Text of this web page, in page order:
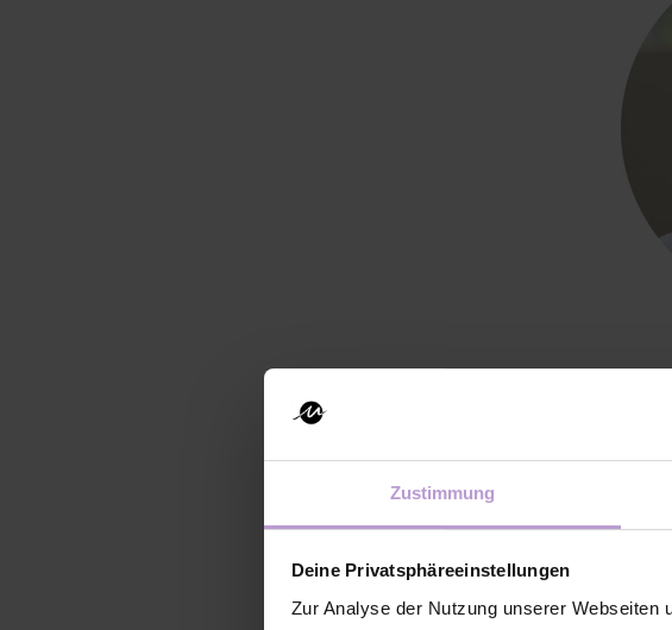
Zustimmung
Deine Privatsphäreeinstellungen
Zur Analyse der Nutzung unserer Webseiten
Welche
deinem Job
Als Business Partner braucht man in